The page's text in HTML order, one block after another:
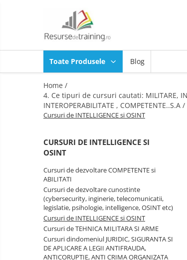
Toate Produsele
dezvolti? (Ce Teme / Competente.. )
Abilitati de Trainer / Evaluator /
Profesor /Consultant / HR /
Psiholog / Facilitator
Abilitati de Vanzare
ANTI: hartuire / mobbing / bullying
Asumare / Responsabilitate
Atentie si Memorie
COMANDA-CONTROL-
CONSULTANTA MILITARA SI DE
INTEROPERABILITATE MILITARA -
Comunicare (interpersonala, intra
- departamentala, intre-
departamente, in intrreaga
COMUNICATII SPECIALE SI
Toate Produsele Blog
Home /
4. Ce tipuri de cursuri cautati: MILITARE,
INTEROPERABILITATE , COMPETENTE..S.A /
Cursuri de INTELLIGENCE si OSINT
CURSURI DE INTELLIGENCE SI
OSINT
Cursuri de dezvoltare COMPETENTE si
ABILITATI
Cursuri de dezvoltare cunostinte
(cybersecurity, inginerie, telecomunicatii,
legislatie, psihologie, intelligence, OSINT etc)
Cursuri de INTELLIGENCE si OSINT
Cursuri de TEHNICA MILITARA SI ARME
Cursuri dindomeniul JURIDIC, SIGURANTA SI
DE APLICARE A LEGII ANTIFRAUDA,
ANTICORUPTIE, ANTI CRIMA ORGANIZATA